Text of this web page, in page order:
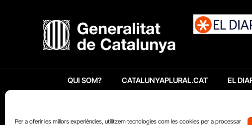
Per a oferir les millors experiències, utilitzem tecnologies com les cookies per a processar
QUI SOM? CATALUNYAPLURAL.CAT EL